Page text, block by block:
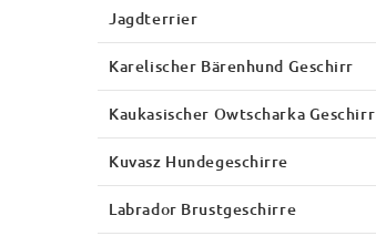
Jagdterrier
Karelischer Bärenhund Geschirr
Kaukasischer Owtscharka Geschirr
Kuvasz Hundegeschirre
Labrador Brustgeschirre